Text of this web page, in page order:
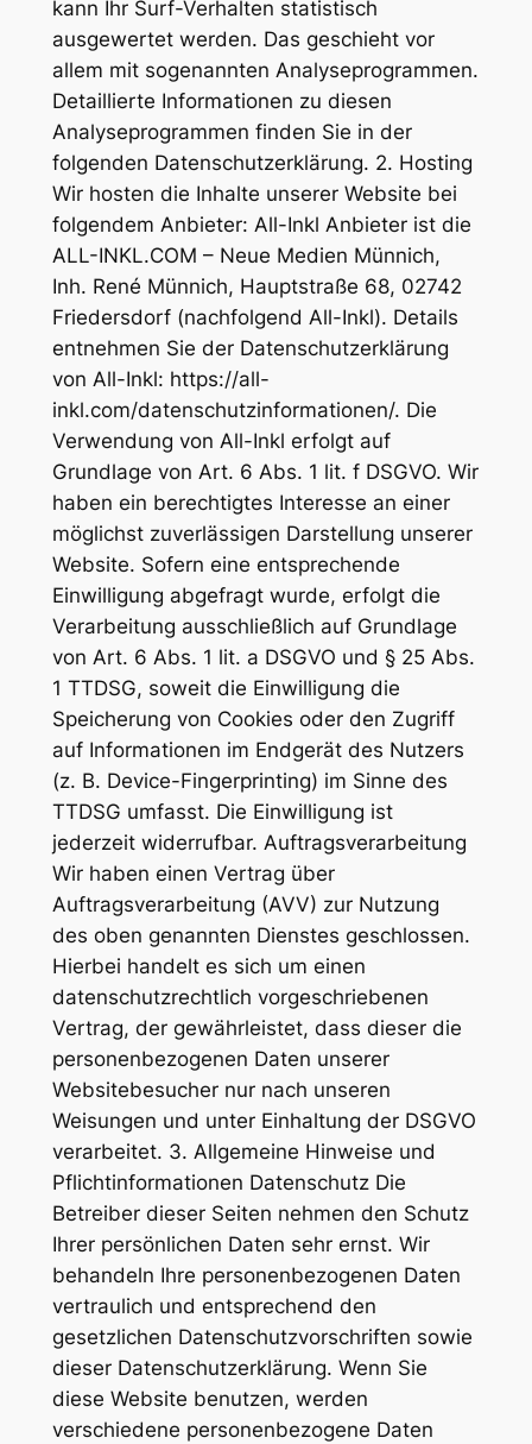
kann Ihr Surf-Verhalten statistisch
ausgewertet werden. Das geschieht vor
allem mit sogenannten Analyseprogrammen.
Detaillierte Informationen zu diesen
Analyseprogrammen finden Sie in der
folgenden Datenschutzerklärung. 2. Hosting
Wir hosten die Inhalte unserer Website bei
folgendem Anbieter: All-Inkl Anbieter ist die
ALL-INKL.COM – Neue Medien Münnich,
Inh. René Münnich, Hauptstraße 68, 02742
Friedersdorf (nachfolgend All-Inkl). Details
entnehmen Sie der Datenschutzerklärung
von All-Inkl: https://all-
inkl.com/datenschutzinformationen/. Die
Verwendung von All-Inkl erfolgt auf
Grundlage von Art. 6 Abs. 1 lit. f DSGVO. Wir
haben ein berechtigtes Interesse an einer
möglichst zuverlässigen Darstellung unserer
Website. Sofern eine entsprechende
Einwilligung abgefragt wurde, erfolgt die
Verarbeitung ausschließlich auf Grundlage
von Art. 6 Abs. 1 lit. a DSGVO und § 25 Abs.
1 TTDSG, soweit die Einwilligung die
Speicherung von Cookies oder den Zugriff
auf Informationen im Endgerät des Nutzers
(z. B. Device-Fingerprinting) im Sinne des
TTDSG umfasst. Die Einwilligung ist
jederzeit widerrufbar. Auftragsverarbeitung
Wir haben einen Vertrag über
Auftragsverarbeitung (AVV) zur Nutzung
des oben genannten Dienstes geschlossen.
Hierbei handelt es sich um einen
datenschutzrechtlich vorgeschriebenen
Vertrag, der gewährleistet, dass dieser die
personenbezogenen Daten unserer
Websitebesucher nur nach unseren
Weisungen und unter Einhaltung der DSGVO
verarbeitet. 3. Allgemeine Hinweise und
Pflichtinformationen Datenschutz Die
Betreiber dieser Seiten nehmen den Schutz
Ihrer persönlichen Daten sehr ernst. Wir
behandeln Ihre personenbezogenen Daten
vertraulich und entsprechend den
gesetzlichen Datenschutzvorschriften sowie
dieser Datenschutzerklärung. Wenn Sie
diese Website benutzen, werden
verschiedene personenbezogene Daten